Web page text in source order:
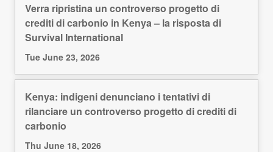
Verra ripristina un controverso progetto di
crediti di carbonio in Kenya – la risposta di
Survival International
Tue June 23, 2026
Kenya: indigeni denunciano i tentativi di
rilanciare un controverso progetto di crediti di
carbonio
Thu June 18, 2026